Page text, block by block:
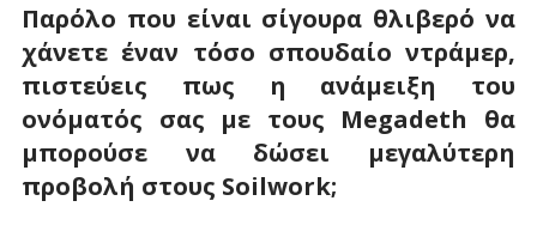
Παρόλο που είναι σίγουρα θλιβερό να
χάνετε έναν τόσο σπουδαίο ντράμερ,
πιστεύεις πως η ανάμειξη του
ονόματός σας με τους Megadeth θα
μπορούσε να δώσει μεγαλύτερη
προβολή στους Soilwork;